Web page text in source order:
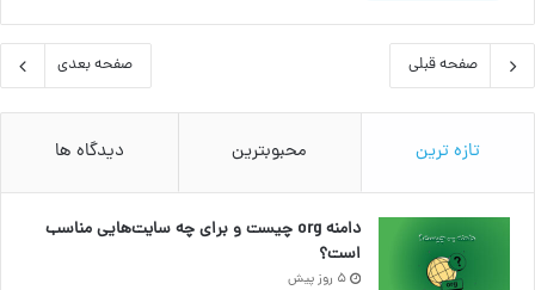
صفحه قبلی صفحه بعدی
تازه ترین محبوبترین دیدگاه ها
دامنه org چیست و برای چه سایت‌هایی مناسب
است؟
5 روز پیش